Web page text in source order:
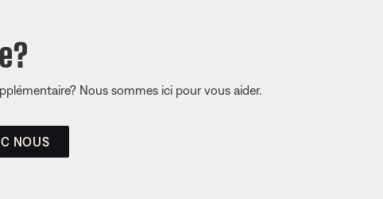
Nous sommes ici pour vous aider.
NOUS